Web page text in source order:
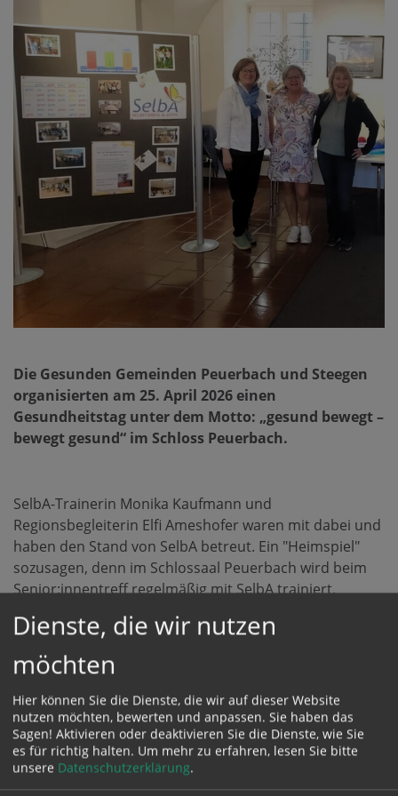
Die Gesunden Gemeinden Peuerbach und Steegen
organisierten am 25. April 2026 einen
Gesundheitstag unter dem Motto: „gesund bewegt –
bewegt gesund“ im Schloss Peuerbach.
SelbA-Trainerin Monika Kaufmann und
Regionsbegleiterin Elfi Ameshofer waren mit dabei und
haben den Stand von SelbA betreut. Ein "Heimspiel"
sozusagen, denn im Schlossaal Peuerbach wird beim
Senior:innentreff regelmäßig mit SelbA trainiert.
Monika Wolfesberger, ebenfalls SelbA -Trainerin und
Mitarbeiterin der Gesunden Gemeinde, organisierte
mit ihrem Team interessante Vorträge z. B.
zu Sturzprävention, Stress verstehen, Balance finden
oder über Darmgesundheit, Fit im Kopf,...
Viele Besucherinnen und Besucher nutzten die
Angebote und informierten sich auch eingehend über
Dienste, die wir nutzen
möchten
Hier können Sie die Dienste, die wir auf dieser Website
nutzen möchten, bewerten und anpassen. Sie haben das
Sagen! Aktivieren oder deaktivieren Sie die Dienste, wie Sie
es für richtig halten. Um mehr zu erfahren, lesen Sie bitte
unsere Datenschutzerklärung.